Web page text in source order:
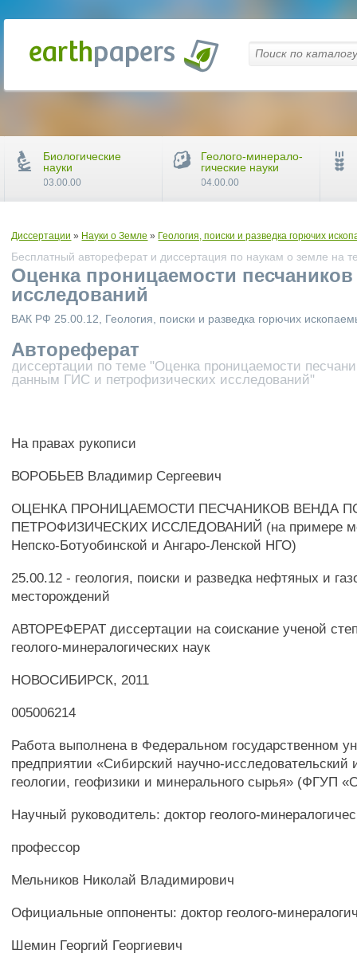
Диссертации » Науки о Земле » Геология, поиски и разведка горючих
Бесплатный автореферат и диссертация по наукам о земле на
Оценка проницаемости
исследований
ВАК РФ 25.00.12, Геология, поиски и разведка горючих
Автореферат
диссертации по теме "Оценка проницаемости
данным ГИС и петрофизических исследований"
На правах рукописи
ВОРОБЬЕВ Владимир Сергеевич
ОЦЕНКА ПРОНИЦАЕМОСТИ ПЕСЧАНИКОВ ВЕНДА
ПЕТРОФИЗИЧЕСКИХ ИССЛЕДОВАНИЙ (на примере
Непско-Ботуобинской и Ангаро-Ленской НГО)
25.00.12 - геология, поиски и разведка нефтяных и
месторождений
АВТОРЕФЕРАТ диссертации на соискание ученой
геолого-минералогических наук
НОВОСИБИРСК, 2011
005006214
Работа выполнена в Федеральном государственном
предприятии «Сибирский научно-исследовательский
геологии, геофизики и минерального сырья» (ФГУП
Научный руководитель: доктор геолого-
профессор
Мельников Николай Владимирович
Официальные оппоненты: доктор геолого-
Шемин Георгий Георгиевич
Биологические
науки
03.00.00
Геолого-минерало-
гические науки
04.00.00